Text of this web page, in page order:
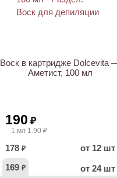
Воск в картридже Dolcevita
Аметист, 100 мл
190 ₽
1 мл 1.90 ₽
178 ₽
от 12 шт
169 ₽ от 24 шт